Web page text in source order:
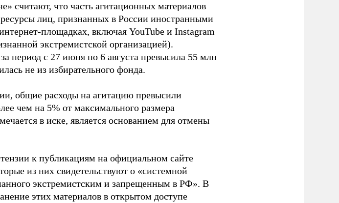
считают, что часть агитационных материалов
ресурсы лиц, признанных в России иностранными
площадках, включая YouTube и Instagram
экстремистской организацией).
период с 27 июня по 6 августа превысила 55 млн
не из избирательного фонда.
общие расходы на агитацию превысили
чем на 5% от максимального размера
в иске, является основанием для отмены
к публикациям на официальном сайте
из них свидетельствуют о «системной
экстремистским и запрещенным в РФ». В
этих материалов в открытом доступе